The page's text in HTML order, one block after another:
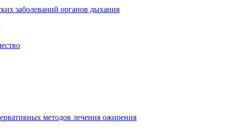
заболеваний органов дыхания
методов лечения ожирения